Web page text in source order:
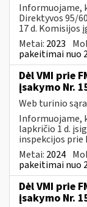
Informuojame,
Direktyvos 95/
17 d. Komisijos
Metai: 2023
pakeitimai nuo
Dėl VMI prie
įsakymo Nr.
Web turinio
Informuojame,
lapkričio 1 d.
inspekcijos prie
Metai: 2024
pakeitimai nuo
Dėl VMI prie
įsakymo Nr.